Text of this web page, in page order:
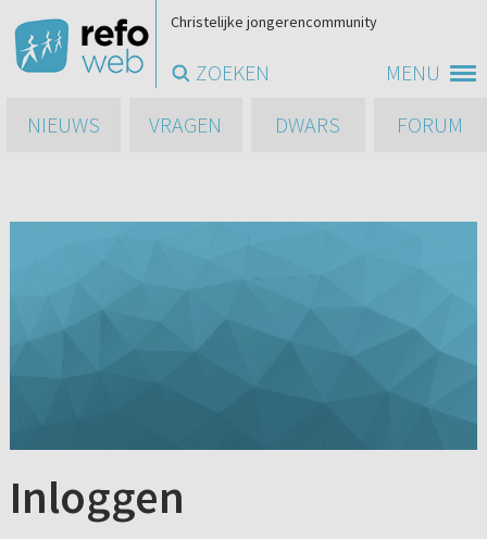
MENU
Christelijke jongerencommunity
ZOEKEN
NIEUWS
VRAGEN DWARS FORUM
Inloggen